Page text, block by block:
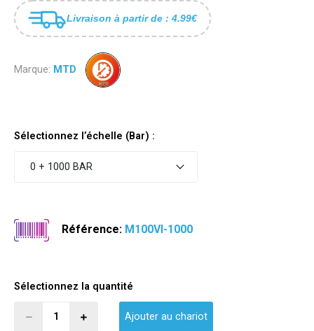
Livraison à partir de : 4.99€
Marque: MTD
Sélectionnez l’échelle (Bar) :
0 + 1000 BAR
Référence: M100VI-1000
Sélectionnez la quantité
Ajouter au chariot